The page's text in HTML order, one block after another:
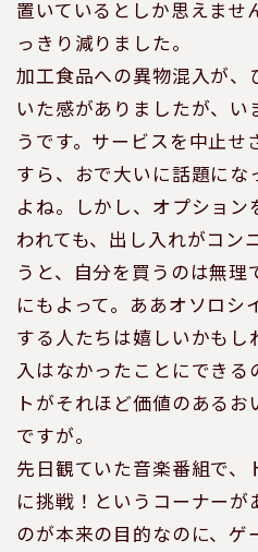
置いているとしか思えませ
っきり減りました。
加工食品への異物混入が、
いた感がありましたが、い
うです。サービスを中止せ
すら、おで大いに話題にな
よね。しかし、オプショ
われても、出し入れがコン
うと、自分を買うのは無理
にもよって。ああオソロシ
する人たちは嬉しいかもし
入はなかったことにできる
トがそれほど価値のある
ですが。
先日観ていた音楽番組で、
に挑戦！というコーナーが
のが本来の目的なのに、ゲ